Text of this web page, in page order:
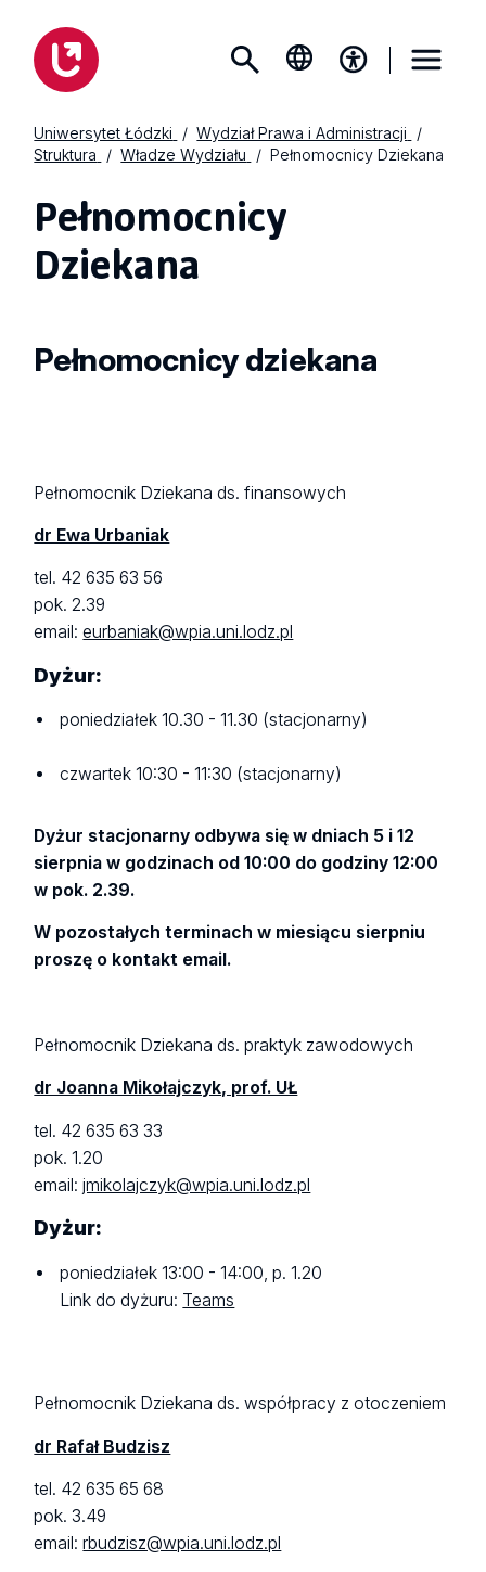
Uniwersytet Łódzki
Wydział Prawa i Administracji
Struktura
Władze Wydziału Pełnomocnicy Dziekana
Pełnomocnicy
Dziekana
Pełnomocnicy dziekana
Pełnomocnik Dziekana ds. finansowych
dr Ewa Urbaniak
tel. 42 635 63 56
pok. 2.39
email:eurbaniak@wpia.uni.lodz.pl
Dyżur:
poniedziałek 10.30 - 11.30 (stacjonarny)
czwartek 10:30 - 11:30 (stacjonarny)
Dyżur stacjonarny odbywa się w dniach 5 i 12
sierpnia w godzinach od 10:00 do godziny 12:00
w pok. 2.39.
W pozostałych terminach w miesiącu sierpniu
proszę o kontakt email.
Pełnomocnik Dziekana ds. praktyk zawodowych
dr Joanna Mikołajczyk, prof. UŁ
tel. 42 635 63 33
pok. 1.20
email:jmikolajczyk@wpia.uni.lodz.pl
Dyżur:
poniedziałek 13:00 - 14:00, p. 1.20
Link do dyżuru: Teams
Pełnomocnik Dziekana ds. współpracy z otoczeniem
dr Rafał Budzisz
tel. 42 635 65 68
pok. 3.49
email:rbudzisz@wpia.uni.lodz.pl